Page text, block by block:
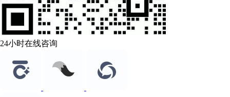
24小时在线咨询